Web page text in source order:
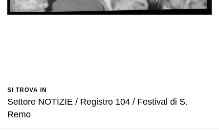
SI TROVA IN
Settore NOTIZIE / Registro 104 / Festival di S.
Remo